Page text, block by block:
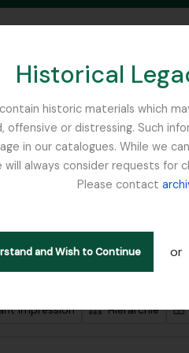
Historical
historic materials which
or distressing. Such
in our catalogues. While we
always consider requests
Please contact
and Wish to Continue or
de 4819
recherche avancée
impression Hiérarchie